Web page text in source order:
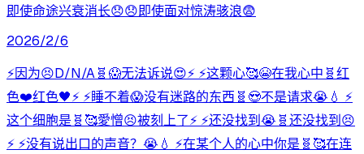
即使命途兴衰消长😞😞即使面对惊涛骇浪😨
2026/2/6
⚡因为😣D/N/A🧬😱无法诉说😍⚡ ⚡这颗心🥰😭在我心中🧬红
色❤️红色🖤⚡ ⚡睡不着😱没有迷路的东西🧬😍不是请求😭💧 ⚡
这个细胞是🧬🥰愛憎😣被刻上了⚡ ⚡还没找到😭🧬还没找到😣
⚡ ⚡没有说出口的声音？😭💧 ⚡在某个人的心中你是🧬🥰在连